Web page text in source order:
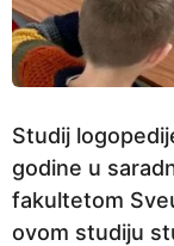
Studij
godine u
fakultetom
ovom studiju